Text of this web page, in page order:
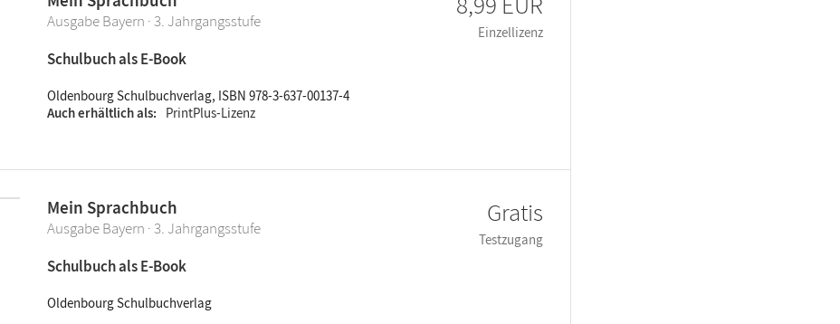
Ausgabe Bayern · 3. Jahrgangsstufe
Schulbuch als E-Book
Oldenbourg Schulbuchverlag, ISBN 978-3-637-00137-4
Auch erhältlich als
PrintPlus-Lizenz
Einzellizenz
Mein Sprachbuch
Ausgabe Bayern · 3. Jahrgangsstufe
Schulbuch als E-Book
Oldenbourg Schulbuchverlag
Gratis
Testzugang